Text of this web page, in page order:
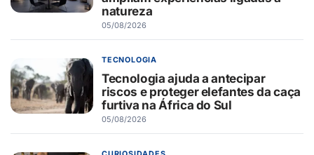
natureza
05/08/2026
TECNOLOGIA
Tecnologia ajuda a antecipar
riscos e proteger elefantes da caça
furtiva na África do Sul
05/08/2026